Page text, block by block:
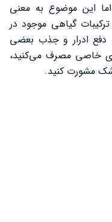
این موضوع به معنی
گیاهی موجود در
دفع ادرار و جذب بعضی
خاصی مصرف می‌کنید،
مشورت کنید.